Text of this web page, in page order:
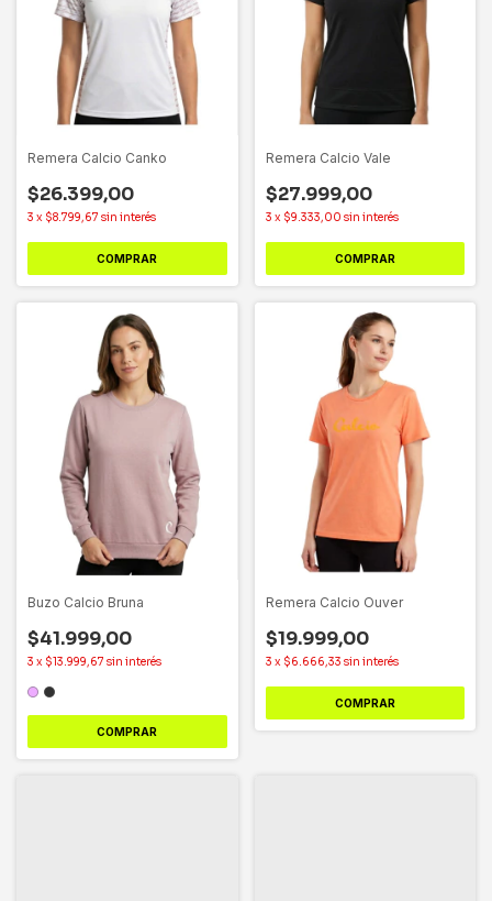
Remera Calcio Canko
$26.399,00
3 x $8.799,67 sin interés
COMPRAR
Remera Calcio Vale
$27.999,00
3 x $9.333,00 sin interés
COMPRAR
Buzo Calcio Bruna
$41.999,00
3 x $13.999,67 sin interés
COMPRAR
Remera Calcio Ouver
$19.999,00
3 x $6.666,33 sin interés
COMPRAR